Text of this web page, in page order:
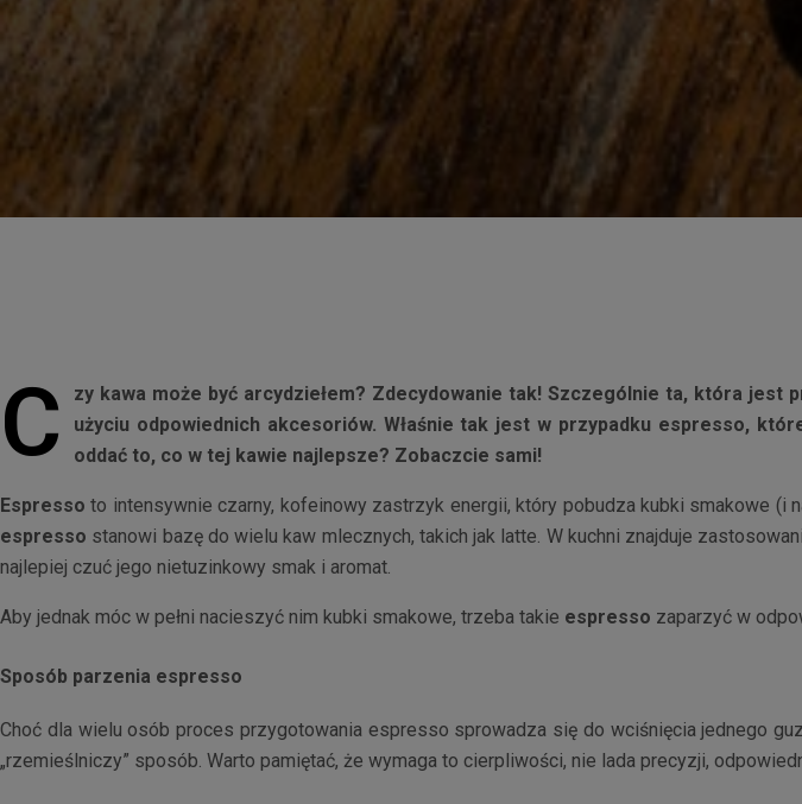
C
zy kawa może być arcydziełem? Zdecydowanie tak! Szczególnie ta, która
użyciu odpowiednich akcesoriów. Właśnie tak jest w przypadku espresso,
oddać to, co w tej kawie najlepsze? Zobaczcie sami!
Espresso to intensywnie czarny, kofeinowy zastrzyk energii, który pobudza kubki smakowe (i
espresso stanowi bazę do wielu kaw mlecznych, takich jak latte. W kuchni znajduje
najlepiej czuć jego nietuzinkowy smak i aromat.
Aby jednak móc w pełni nacieszyć nim kubki smakowe, trzeba takie espresso zaparzyć w
Sposób parzenia espresso
Choć dla wielu osób proces przygotowania espresso sprowadza się do wciśnięcia jednego
„rzemieślniczy” sposób. Warto pamiętać, że wymaga to cierpliwości, nie lada precyzji,